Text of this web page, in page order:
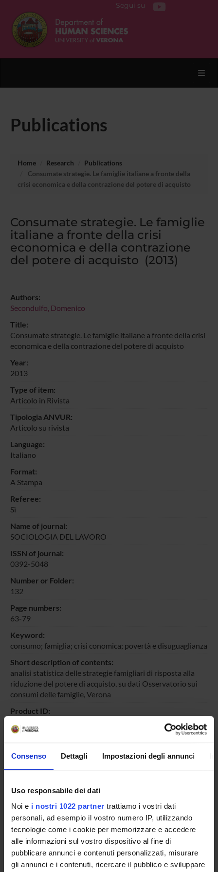
Consenso Dettagli Impostazioni degli annunci
Uso responsabile dei dati
Noi e i nostri 1022 partner trattiamo i vostri dati
personali, ad esempio il vostro numero IP, utilizzando
tecnologie come i cookie per memorizzare e accedere
alle informazioni sul vostro dispositivo al fine di
pubblicare annunci e contenuti personalizzati, misurare
gli annunci e i contenuti, ricercare il pubblico e sviluppare
Segui su
Publications
Home Research
Publications
Consumate strategie. Le famiglie italiane a fronte della
crisi economica e della contrazione del potere di acquisto
Consumate strategie. Le famiglie
italiane a fronte della crisi
economica e della contrazione
del potere di acquisto (2013)
Authors:
Secondulfo, Domenico
Title:
Consumate strategie. Le famiglie italiane a fronte della crisi
economica e della contrazione del potere di acquisto
Year:
2013
Type of item:
Articolo in Rivista
Tipologia ANVUR:
Articolo su rivista
Language:
Italiano
Format:
A Stampa
Referee:
Sì
Name of journal:
SOCIOLOGIA DEL LAVORO
ISSN of journal:
0392-5048
Number or Folder:
132
Page numbers:
63-79
Keyword:
consumo; famiglia; crisi conomica; povertà e disuguaglianza
Short description of contents:
analisi statistica delle strategie famigliari di risposta alla
riduzione del potere di acquisto, su dati Osservatorio sui
consumi delle famiglie, Verona
Product ID:
Last Modified:
October 25, 2022
Bibliographic citation:
Secondulfo, Domenico,Consumate strategie. Le famiglie
italiane a fronte della crisi economica e della contrazione
del potere di acquisto «SOCIOLOGIA DEL LAVORO»
, n. 132,2013 , pp. 63-79